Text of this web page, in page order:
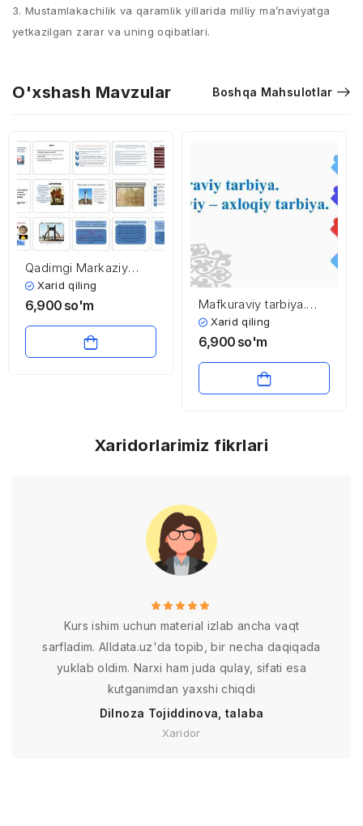
3. Mustamlakachilik va qaramlik yillarida milliy ma’naviyatga
yetkazilgan zarar va uning oqibatlari.
O'xshash Mavzular Boshqa Mahsulotlar
Qadimgi Markaziy
Osiyo xalqlari
ma’naviyatining
Islom dinida
ma’naviyat va shaxs
dinning uyg’unlashuvi
Xarid qiling
6,900 so'm
Mafkuraviy tarbiya.
Ma’naviy – axloqiy
tarbiya.
Xarid qiling
6,900 so'm
Xaridorlarimiz fikrlari
Kurs ishim uchun material izlab ancha vaqt
sarfladim. Alldata.uz'da topib, bir necha daqiqada
yuklab oldim. Narxi ham juda qulay, sifati esa
kutganimdan yaxshi chiqdi
Dilnoza Tojiddinova, talaba
Xaridor